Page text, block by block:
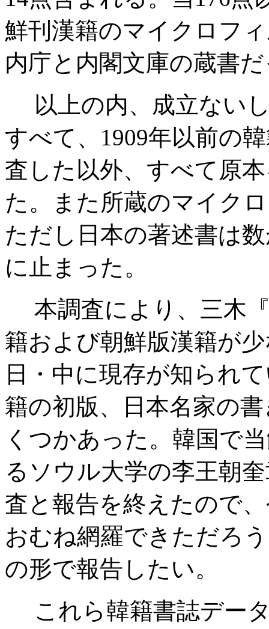
鮮刊漢籍のマイクロフ
内庁と内閣文庫の蔵書
以上の内、成立ない
すべて、1909年以前の
査した以外、すべて原
た。また所蔵のマイク
ただし日本の著述書は
に止まった。
本調査により、三木
籍および朝鮮版漢籍が
日・中に現存が知られ
籍の初版、日本名家の
くつかあった。韓国で
るソウル大学の李王朝
査と報告を終えたので
おむね網羅できただろ
の形で報告したい。
これら韓籍書誌デー